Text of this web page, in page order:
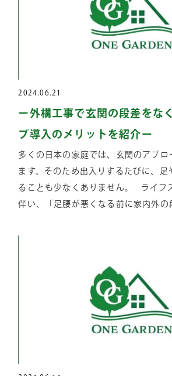
2024.06.21
ー外構工事で玄関の段差をな
プ導入のメリットを紹介ー
多くの日本の家庭では、玄関のアプロ
ます。そのため出入りするたびに、足
ることも少なくありません。 ライフ
伴い、「足腰が悪くなる前に家内外の